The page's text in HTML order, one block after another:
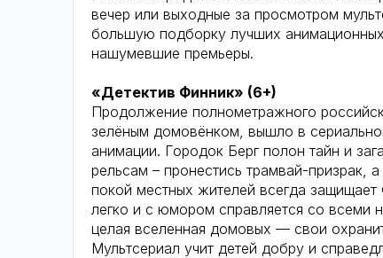
вечер или выходные за просмотром
большую подборку лучших
нашумевшие премьеры.
«Детектив Финник» (6+)
Продолжение полнометражного
зелёным домовёнком, вышло в
анимации. Городок Берг полон тайн и
рельсам – пронестись трамвай-призрак,
покой местных жителей всегда
легко и с юмором справляется со всеми
целая вселенная домовых — свои
Мультсериал учит детей добру и